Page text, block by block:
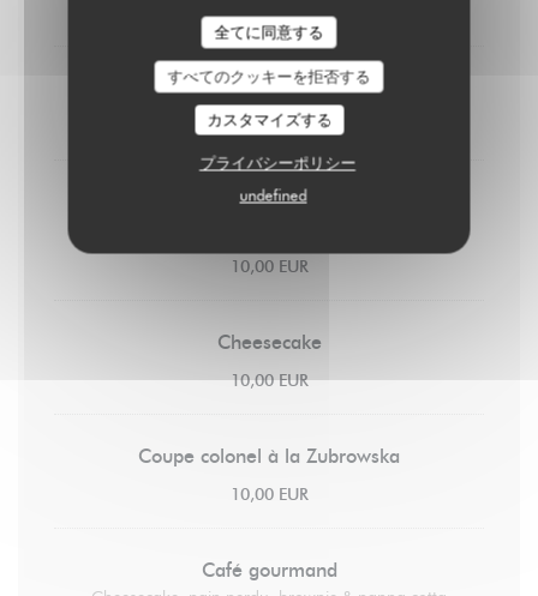
全てに同意する
すべてのクッキーを拒否する
カスタマイズする
プライバシーポリシー
undefined
8,00 EUR
Crème brûlée
9,00 EUR
Pain perdu
10,00 EUR
Cheesecake
10,00 EUR
Coupe colonel à la Zubrowska
10,00 EUR
Café gourmand